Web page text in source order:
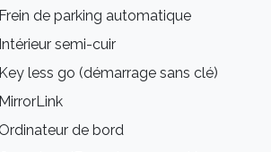
Frein de parking automatique
Intérieur semi-cuir
Key less go (démarrage sans clé)
MirrorLink
Ordinateur de bord